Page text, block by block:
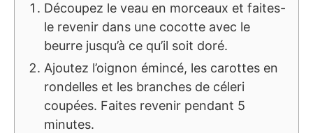
Découpez le veau en morceaux et faites-
le revenir dans une cocotte avec le
beurre jusqu’à ce qu’il soit doré.
Ajoutez l’oignon émincé, les carottes en
rondelles et les branches de céleri
coupées. Faites revenir pendant 5
minutes.